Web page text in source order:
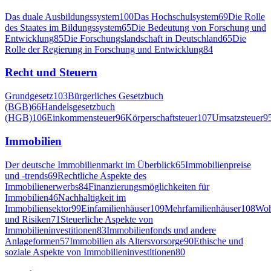
Das duale Ausbildungssystem100Das Hochschulsystem69Die Rolle
des Staates im Bildungssystem65Die Bedeutung von Forschung und
Entwicklung85Die Forschungslandschaft in Deutschland65Die
Rolle der Regierung in Forschung und Entwicklung84
Recht und Steuern
Grundgesetz103Bürgerliches Gesetzbuch
(BGB)66Handelsgesetzbuch
(HGB)106Einkommensteuer96Körperschaftsteuer107Umsatzsteuer
Immobilien
Der deutsche Immobilienmarkt im Überblick65Immobilienpreise
und -trends69Rechtliche Aspekte des
Immobilienerwerbs84Finanzierungsmöglichkeiten für
Immobilien46Nachhaltigkeit im
Immobiliensektor99Einfamilienhäuser109Mehrfamilienhäuser108
und Risiken71 Steuerliche Aspekte von
Immobilieninvestitionen83Immobilienfonds und andere
Anlageformen57Immobilien als Altersvorsorge90Ethische und
soziale Aspekte von Immobilieninvestitionen80